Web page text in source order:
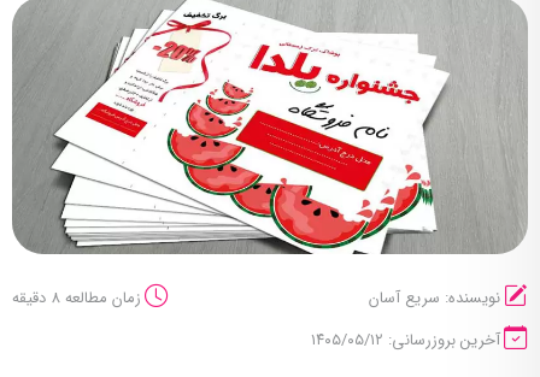
نویسنده: سریع آسان
زمان مطالعه 8 دقیقه
آخرین بروزرسانی: ۱۴۰۵/۰۵/۱۲